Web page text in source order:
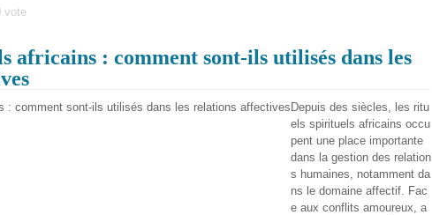
vote
africains : comment sont-ils utilisés dans les
Depuis des siècles, les ritu
els spirituels africains occu
pent une place importante
dans la gestion des relation
s humaines, notamment da
ns le domaine affectif. Fac
e aux conflits amoureux, a